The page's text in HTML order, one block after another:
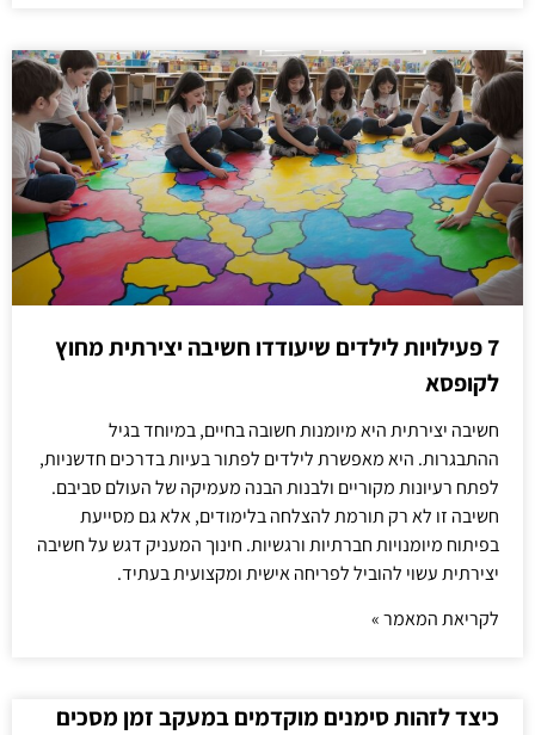
7 פעילויות לילדים שיעודדו חשיבה יצירתית מחוץ
לקופסא
חשיבה יצירתית היא מיומנות חשובה בחיים, במיוחד בגיל
ההתבגרות. היא מאפשרת לילדים לפתור בעיות בדרכים חדשניות,
לפתח רעיונות מקוריים ולבנות הבנה מעמיקה של העולם סביבם.
חשיבה זו לא רק תורמת להצלחה בלימודים, אלא גם מסייעת
בפיתוח מיומנויות חברתיות ורגשיות. חינוך המעניק דגש על חשיבה
יצירתית עשוי להוביל לפריחה אישית ומקצועית בעתיד.
לקריאת המאמר »
כיצד לזהות סימנים מוקדמים במעקב זמן מסכים